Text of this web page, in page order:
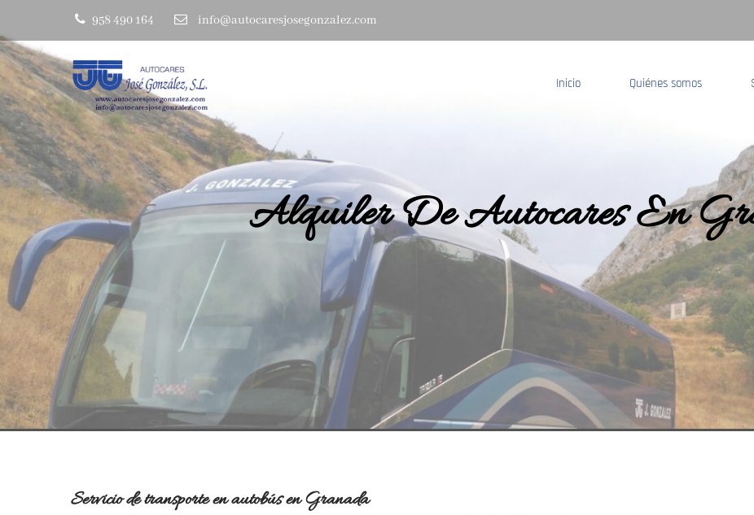
958 490 164 info@autocaresjosegonzalez.com
Inicio Quiénes somos
Alquiler De Autocares En
Servicio de transporte en autobús en Granada